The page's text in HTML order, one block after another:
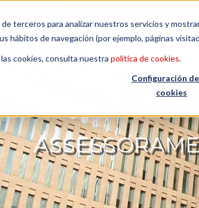
terceros para analizar nuestros servicios y
hábitos de navegación (por ejemplo, páginas
cookies, consulta nuestra política de cookies.
Configuración
cookies